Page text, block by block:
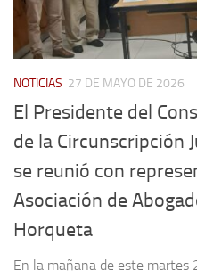
NOTICIAS 27 DE MAYO DE 2026
El Presidente del
de la Circunscripción
se reunió con
Asociación de
Horqueta
En la mañana de este martes